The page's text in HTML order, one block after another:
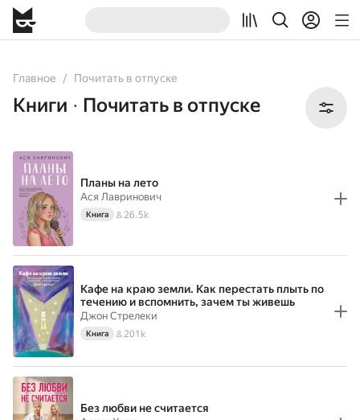
Главное Почитать в отпуске
AllBooks
Книги • Почитать в отпуске
Планы на лето
Ася Лавринович
Книга 26.5k
Кафе на краю земли. Как перестать плыть по
течению и вспомнить, зачем ты живешь
Джон Стрелеки
Книга 201k
Без любви не считается